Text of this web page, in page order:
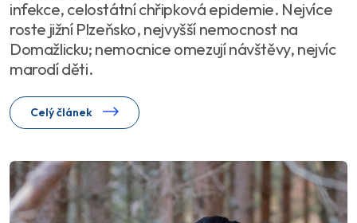
infekce, celostátní chřipková epidemie. Nejvíce
roste jižní Plzeňsko, nejvyšší nemocnost na
Domažlicku; nemocnice omezují návštěvy, nejvíc
marodí děti.
Celý článek